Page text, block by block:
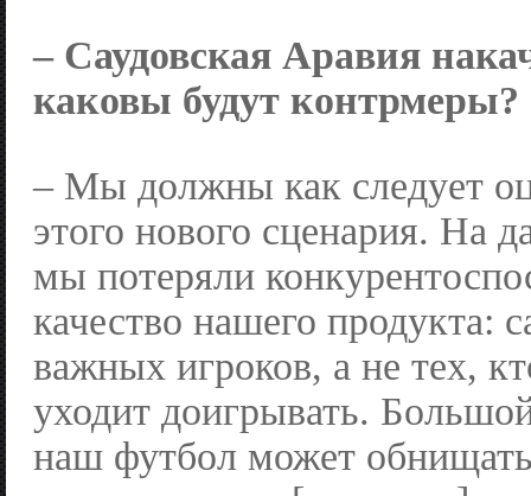
– Саудовская Аравия
каковы будут контрмеры?
– Мы должны как следует
этого нового сценария. На
мы потеряли
качество нашего продукта:
важных игроков, а не тех,
уходит доигрывать.
наш футбол может